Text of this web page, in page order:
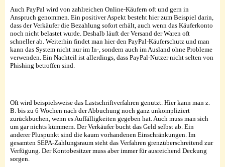
Auch PayPal wird von zahlreichen Online-Käufern oft und gern in
Anspruch genommen. Ein positiver Aspekt besteht hier zum Beispiel darin,
dass der Verkäufer die Bezahlung sofort erhält, auch wenn das Käuferkonto
noch nicht belastet wurde. Deshalb läuft der Versand der Waren oft
schneller ab. Weiterhin findet man hier den PayPal-Käuferschutz und man
kann das System nicht nur im In-, sondern auch im Ausland ohne Probleme
verwenden. Ein Nachteil ist allerdings, dass PayPal-Nutzer nicht selten von
Phishing betroffen sind.
Oft wird beispielsweise das Lastschriftverfahren genutzt. Hier kann man z.
B. bis zu 6 Wochen nach der Abbuchung noch ganz unkompliziert
zurückbuchen, wenn es Auffälligkeiten gegeben hat. Auch muss man sich
um gar nichts kümmern. Der Verkäufer bucht das Geld selbst ab. Ein
anderer Pluspunkt sind die kaum vorhandenen Einschränkungen. Im
gesamten SEPA-Zahlungsraum steht das Verfahren grenzüberschreitend zur
Verfügung. Der Kontobesitzer muss aber immer für ausreichend Deckung
sorgen.